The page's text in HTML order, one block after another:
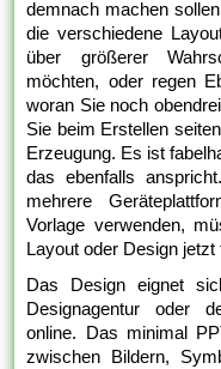
demnach machen
die verschiedene
über größerer
möchten, oder regen
woran Sie noch
Sie beim Erstellen
Erzeugung. Es ist
das ebenfalls
mehrere
Vorlage verwenden,
Layout oder Design
Das Design eignet
Designagentur oder
online. Das minimal
zwischen Bildern,